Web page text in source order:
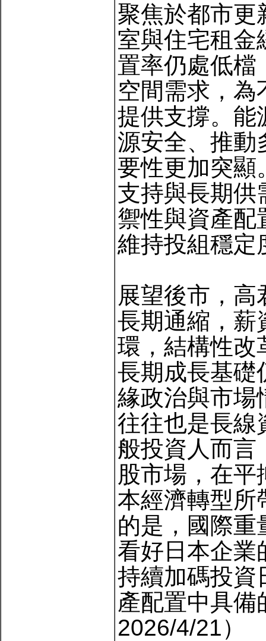
聚焦於都市更
室與住宅租金
置率仍處低檔
空間需求，為
提供支撐。能
源安全、推動
要性更加突顯
支持與長期供
禦性與資產配
維持投組穩定
展望後市，
長期通縮，薪
環，結構性改
長期成長基礎
緣政治與市場
往往也是長線
般投資人而言
股市場，在
本經濟轉型所
的是，國際重
看好日本企業
持續加碼投資
產配置中具備
2026/4/21）